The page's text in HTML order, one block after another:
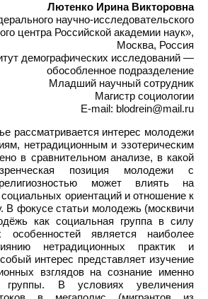
Лютенко Ирина Викторовна
научно-исследовательского
центра Российской академии наук»,
Москва, Россия
демографических исследований —
обособленное подразделение
Младший научный сотрудник
Магистр социологии
E-mail: blodrein@mail.ru
рассматривается интерес молодежи
нетрадиционным и эзотерическим
в сравнительном анализе, в какой
позиция молодежи с
может влиять на
ориентаций и отношение к
В фокусе статьи молодежь (москвичи
как социальная группа в силу
особенностей является наиболее
нетрадиционных практик и
интерес представляет изучение
взглядов на сознание именно
группы. В условиях увеличения